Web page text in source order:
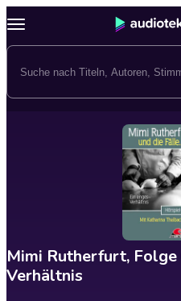
Mimi Rutherfurt, Folge
Verhältnis